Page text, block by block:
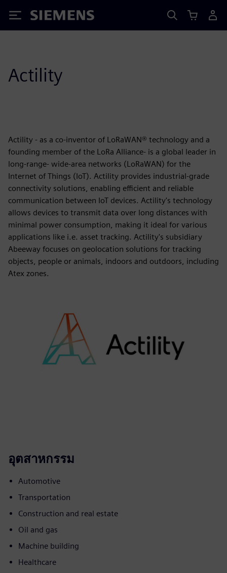
Siemens
Actility
Actility - as a co-inventor of LoRaWAN® technology and a
founding member of the LoRa Alliance- is a global leader in
long-range- wide-area networks (LoRaWAN) for the
Internet of Things (IoT). Actility provides industrial-grade
connectivity solutions, enabling efficient and reliable
communication between IoT devices. Actility's technology
allows devices to transmit data over long distances with
minimal power consumption, making it ideal for various
applications like i.e. asset tracking. Actility's subsidiary
Abeeway focuses on geolocation solutions for tracking
objects, people or animals, indoors and outdoors, including
Atex zones.
อุตสาหกรรม
Automotive
Transportation
Construction and real estate
Oil and gas
Machine building
Healthcare